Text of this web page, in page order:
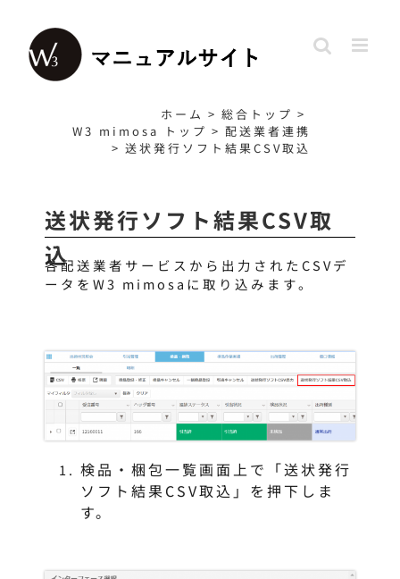
content
ホーム > 総合トップ >
W3 mimosa トップ > 配送業者連携
> 送状発行ソフト結果CSV取込
送状発行ソフト結果CSV取
込
各配送業者サービスから出力されたCSVデ
ータをW3 mimosaに取り込みます。
検品・梱包一覧画面上で「送状発行
ソフト結果CSV取込」を押下しま
す。